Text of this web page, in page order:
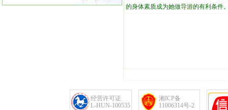
的身体素质成为她做导游的有利条件
经营许可证
L-HUN-100535
湘ICP备
11006314号-2